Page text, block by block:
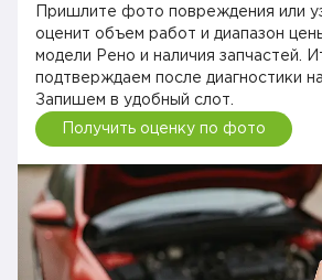
Пришлите фото повреждения или
оценит объем работ и диапазон
модели Рено и наличия запчастей.
подтверждаем после диагностики
Запишем в удобный слот.
Получить оценку по фото